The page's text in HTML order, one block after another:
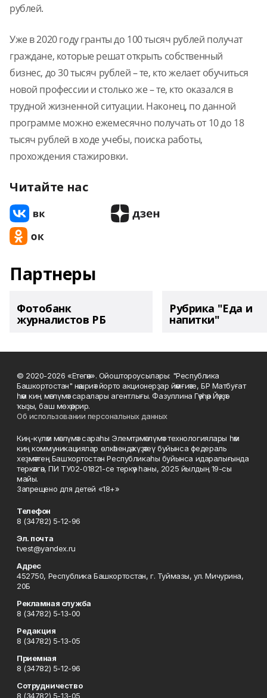
рублей.
Уже в 2020 году гранты до 100 тысяч рублей получат
граждане, которые решат открыть собственный
бизнес, до 30 тысяч рублей – те, кто желает обучиться
новой профессии и столько же – те, кто оказался в
трудной жизненной ситуации. Наконец, по данной
программе можно ежемесячно получать от 10 до 18
тысяч рублей в ходе учебы, поиска работы,
прохождения стажировки.
Читайте нас
Партнеры
Фотобанк
журналистов РБ
Рубрика "Еда и
напитки"
© 2020-2026 «Етегән». Ойоштороусылары: "Республика
Башкортостан" нәшриәт йорто акционерҙар йәмғиәте, БР Матбуғат
һәм киң мәғлүмәт саралары агентлығы. Фазуллина Гәүһәр Йәүҙәт
ҡыҙы, баш мөхәррир.
Об использовании персональных данных
Киң-күләм мәғлүмәт сараһы Элемтә, мәғлүмәт технологиялары һәм
киң коммуникациялар өлкәһендә күҙәтеү буйынса федераль
хеҙмәттең Башҡортостан Республикаһы буйынса идаралығында
теркәлгән, ПИ ТУ02-01821-се теркәү һаны, 2025 йылдың 19-сы
майы.
Запрещено для детей «18+»
Телефон
8 (34782) 5-12-96
Эл. почта
tvest@yandex.ru
Адрес
452750, Республика Башкортостан, г. Туймазы, ул. Мичурина,
20Б
Рекламная служба
8 (34782) 5-13-00
Редакция
8 (34782) 5-13-05
Приемная
8 (34782) 5-12-96
Сотрудничество
8 (34782) 5-13-05